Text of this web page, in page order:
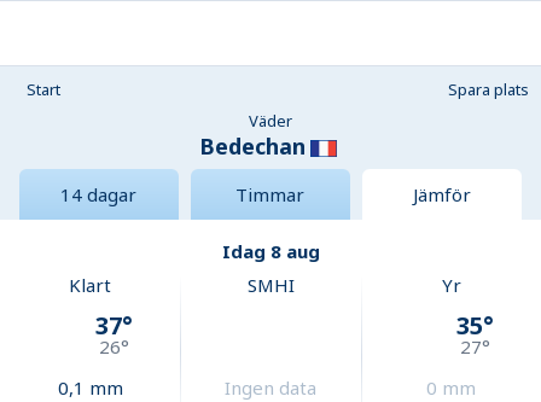
Start
Spara plats
Väder
Bedechan
14 dagar Timmar Jämför
Idag 8 aug
Klart
37°
26°
0,1 mm
SMHI
Ingen data
Yr
35°
27°
0 mm